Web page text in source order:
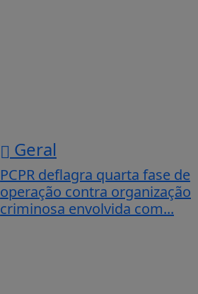
Geral
PCPR deflagra quarta fase de
operação contra organização
criminosa envolvida com...